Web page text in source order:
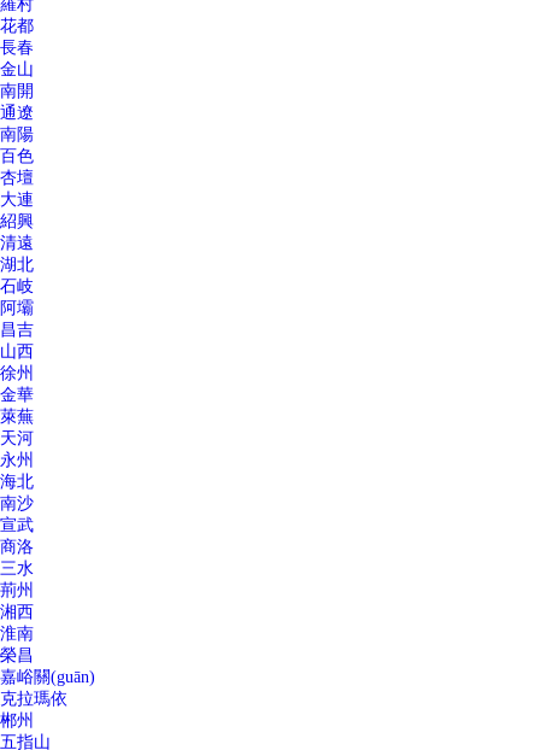
羅村
花都
長春
金山
南開
通遼
南陽
百色
杏壇
大連
紹興
清遠
湖北
石岐
阿壩
昌吉
山西
徐州
金華
萊蕪
天河
永州
海北
南沙
宣武
商洛
三水
荊州
湘西
淮南
榮昌
嘉峪關(guān)
克拉瑪依
郴州
五指山